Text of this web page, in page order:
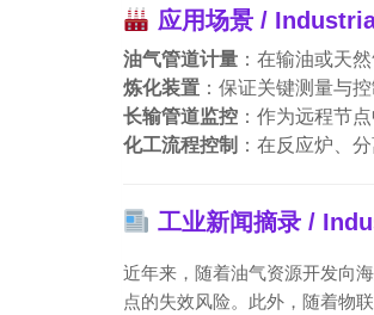
应用场景 /
油气管道计量 ：在输油或天
炼化装置 ：保证关键测量与
长输管道监控 ：作为远程节
化工流程控制 ：在反应炉、
工业新闻摘录 /
近年来，随着油气资源开发向
点的失效风险。此外，随着物